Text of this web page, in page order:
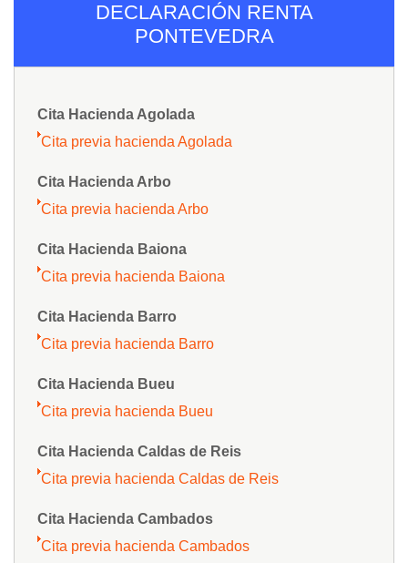
DECLARACIÓN RENTA
PONTEVEDRA
Cita Hacienda Agolada
Cita previa hacienda Agolada
Cita Hacienda Arbo
Cita previa hacienda Arbo
Cita Hacienda Baiona
Cita previa hacienda Baiona
Cita Hacienda Barro
Cita previa hacienda Barro
Cita Hacienda Bueu
Cita previa hacienda Bueu
Cita Hacienda Caldas de Reis
Cita previa hacienda Caldas de Reis
Cita Hacienda Cambados
Cita previa hacienda Cambados